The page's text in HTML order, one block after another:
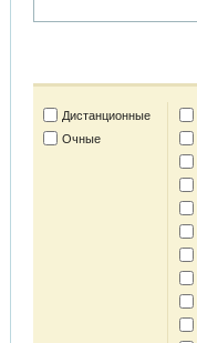
Дистанционные
Очные